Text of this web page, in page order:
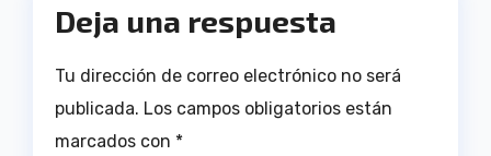
Deja una respuesta
Tu dirección de correo electrónico no será
publicada. Los campos obligatorios están
marcados con *